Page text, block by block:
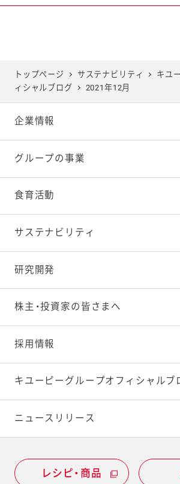
2025年4月
2025年3月
2025年2月
2025年1月
2024年5月
2024年4月
2024年3月
2024年2月
2023年6月
2023年5月
2023年4月
2023年3月
2022年7月
2022年6月
2022年5月
2022年4月
2021年8月
2021年7月
2021年6月
2021年5月
2020年9月
2020年8月
2020年7月
2020年6月
2019年10月
2019年9月
2019年8月
2019年7月
トップページ サステナビリティ
キユ
ィシャルブログ
2021年12月
企業情報
グループの事業
食育活動
サステナビリティ
研究開発
株主・投資家の皆さまへ
採用情報
キユーピーグループオフィシャルブ
ニュースリリース
レシピ・商品